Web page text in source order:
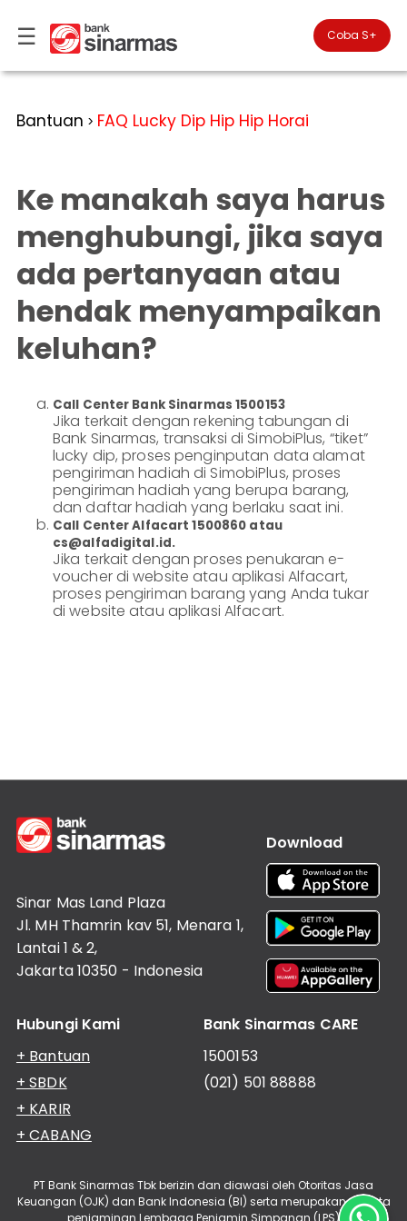
☰× 
#FinansialLebihBaik
Kategori
Bantuan
Deposito
Kartu
Kredit
Reksadana
SimobiPlus
Lainnya
di
Perbankan
Perbankan
Prioritas
Perbankan
Bisnis
Teman
KPR
Informasi
Nasabah
Hubungan
Investor
Karir
Kantor
Coba
SimobiPlus
ID
EN
Coba S+
Bantuan > FAQ Lucky Dip Hip Hip Horai
Ke manakah saya harus
menghubungi, jika saya
ada pertanyaan atau
hendak menyampaikan
keluhan?
Call Center Bank Sinarmas 1500153
Jika terkait dengan rekening tabungan di
Bank Sinarmas, transaksi di SimobiPlus, “tiket”
lucky dip, proses penginputan data alamat
pengiriman hadiah di SimobiPlus, proses
pengiriman hadiah yang berupa barang,
dan daftar hadiah yang berlaku saat ini.
Call Center Alfacart 1500860 atau
cs@alfadigital.id.
Jika terkait dengan proses penukaran e-
voucher di website atau aplikasi Alfacart,
proses pengiriman barang yang Anda tukar
di website atau aplikasi Alfacart.
Sinar Mas Land Plaza
Jl. MH Thamrin kav 51, Menara 1,
Lantai 1 & 2,
Jakarta 10350 - Indonesia
Download
Hubungi Kami
+ Bantuan
+ SBDK
+ KARIR
+ CABANG
Bank Sinarmas CARE
1500153
(021) 501 88888
PT Bank Sinarmas Tbk berizin dan diawasi oleh Otoritas Jasa
Keuangan (OJK) dan Bank Indonesia (BI) serta merupakan peserta
penjaminan Lembaga Penjamin Simpanan (LPS)